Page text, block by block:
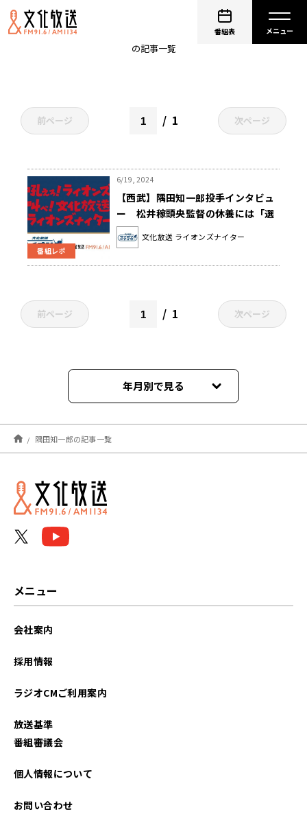
番組表
の記事一覧
前ページ 1 次ページ
番組レポ
6/19, 2024
【西武】隅田知一郎投手インタビュ
ー 松井稼頭央監督の休養には「選
手にも責任が絶対にある」
文化放送 ライオンズナイター
前ページ 1 次ページ
年月別で見る
2026年02月
2025年02月
2024年08月
2022年05月
隅田知一郎の記事一覧
メニュー
会社案内
採用情報
ラジオCMご利用案内
放送基準
番組審議会
個人情報について
お問い合わせ